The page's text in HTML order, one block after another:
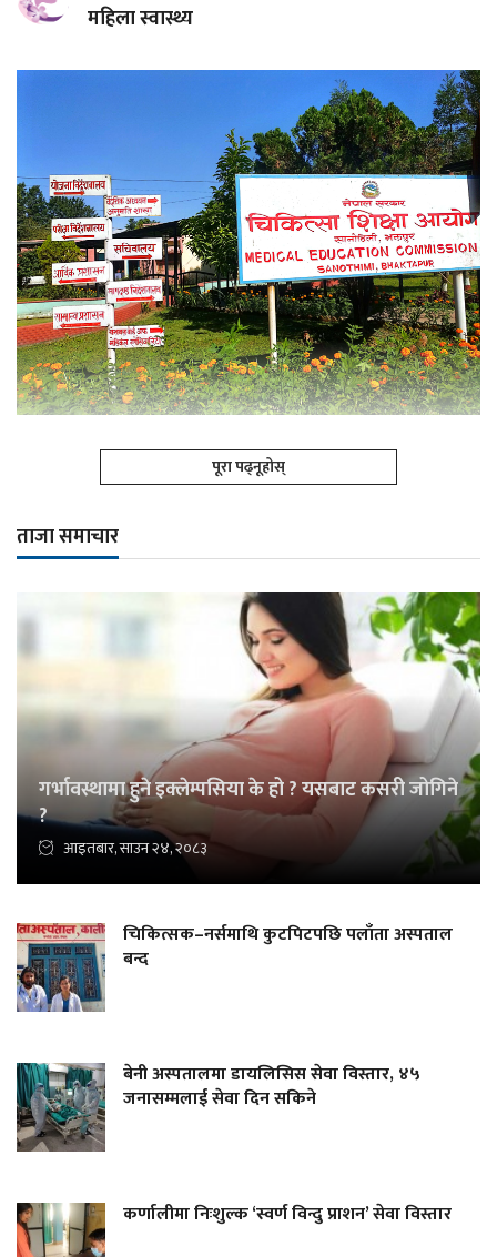
महिला स्वास्थ्य
पूरा पढ्नूहोस्
ताजा समाचार
गर्भावस्थामा हुने इक्लेम्पसिया के हो ? यसबाट कसरी जोगिने
?
आइतबार, साउन २४, २०८३
चिकित्सक–नर्समाथि कुटपिटपछि पलाँता अस्पताल
बन्द
बेनी अस्पतालमा डायलिसिस सेवा विस्तार, ४५
जनासम्मलाई सेवा दिन सकिने
कर्णालीमा निःशुल्क ‘स्वर्ण विन्दु प्राशन’ सेवा विस्तार